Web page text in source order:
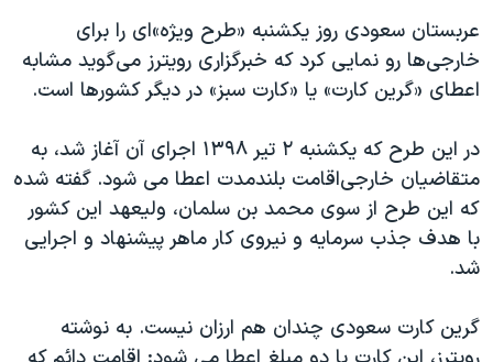
گالری عکس
آرشیو پخش زنده
اعتراضات زن، زندگی، آزادی
مجموعه مستندهای دادخواهی
دادگاه حمید نوری
چهل سال گروگان‌گیری
قانون شفافیت دارائی کادر رهبری ایران
اعتراضات مردمی آبان ۹۸
نرگس محمدی برنده جایزه نوبل صلح
عربستان سعودی روز یکشنبه «طرح ویژه»ای را برای
خارجی‌ها رو نمایی کرد که خبرگزاری رویترز می‌گوید مشابه
اعطای «گرین کارت» یا «کارت سبز» در دیگر کشورها است.
در این طرح که یکشنبه ۲ تیر ۱۳۹۸ اجرای آن آغاز شد، به
متقاضیان خارجی‌اقامت بلندمدت اعطا می شود. گفته شده
که این طرح از سوی محمد بن سلمان، ولیعهد این کشور
با هدف جذب سرمایه و نیروی کار ماهر پیشنهاد و اجرایی
شد.
گرین کارت سعودی چندان هم ارزان نیست. به نوشته